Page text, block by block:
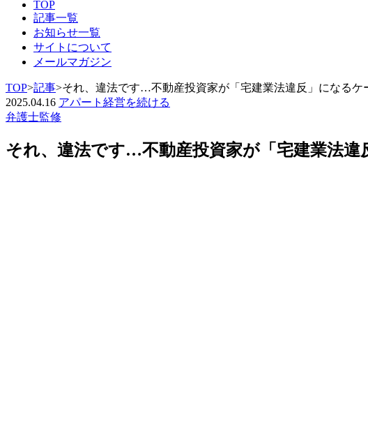
TOP
記事一覧
お知らせ一覧
サイトについて
メールマガジン
TOP>記事>それ、違法です…不動産投資家が「宅建業法違反」になるケ
2025.04.16 アパート経営を続ける
弁護士監修
それ、違法です…不動産投資家が「宅建業法違